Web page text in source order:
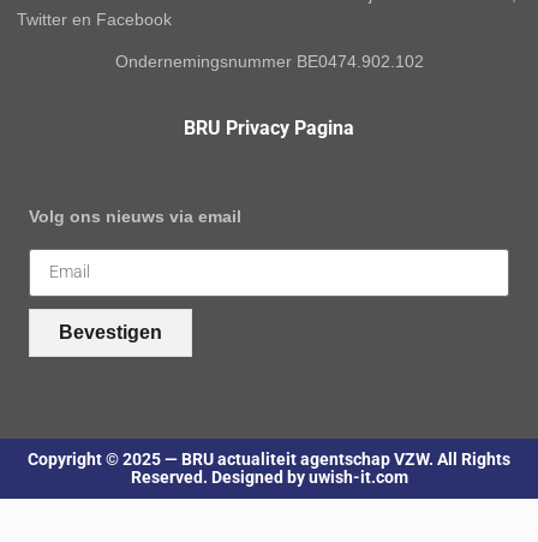
Twitter en Facebook
Ondernemingsnummer BE0474.902.102
BRU Privacy Pagina
Volg ons nieuws via email
Bevestigen
Copyright © 2025 — BRU actualiteit agentschap VZW. All Rights
Reserved. Designed by uwish-it.com